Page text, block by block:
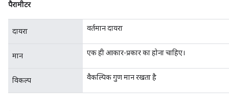
पैरामीटर
दायरा वर्तमान दायरा
मान एक ही आकार-प्रकार का होना चाहिए।
विकल्प वैकल्पिक गुण मान रखता है